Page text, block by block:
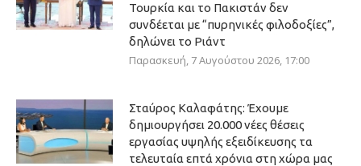
Τουρκία και το Πακιστάν δεν
συνδέεται με “πυρηνικές φιλοδοξίες”,
δηλώνει το Ριάντ
Παρασκευή, 7 Αυγούστου 2026, 17:00
Σταύρος Καλαφάτης: Έχουμε
δημιουργήσει 20.000 νέες θέσεις
εργασίας υψηλής εξειδίκευσης τα
τελευταία επτά χρόνια στη χώρα μας